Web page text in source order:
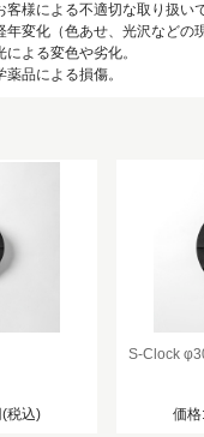
客様による不適切な取り扱い
年変化（色あせ、光沢などの
による変色や劣化。
薬品による損傷。
税込)
S-Clock
価